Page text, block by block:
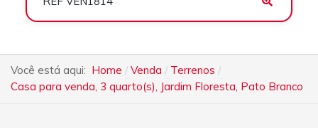
Você está aqui: Home Venda
Terrenos
Casa para venda, 3 quarto(s), Jardim Floresta, Pato Branco